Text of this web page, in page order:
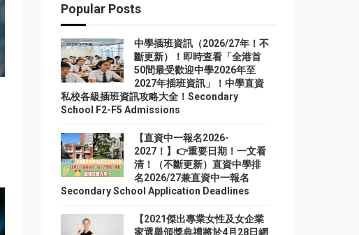
Popular Posts
中學插班資訊（2026/27年！不
斷更新）！即時查看「全港首
50間最受歡迎中學2026年至
2027年插班資訊」！中學直資
私校各級插班資訊攻略大全！Secondary
School F2-F5 Admissions
【直資中一報名2026-
2027！】👉重要日期！一文看
清！（不斷更新）直資中學排
名2026/27兼直資中一報名
Secondary School Application Deadlines
【2021傑出專業女性及女企業
家選舉頒獎典禮將於4月28日網